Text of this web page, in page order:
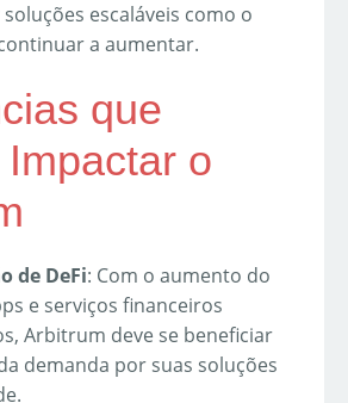
escaláveis como o
a aumentar.
que
o
de DeFi: Com o aumento do
e serviços financeiros
Arbitrum deve se beneficiar
demanda por suas soluções